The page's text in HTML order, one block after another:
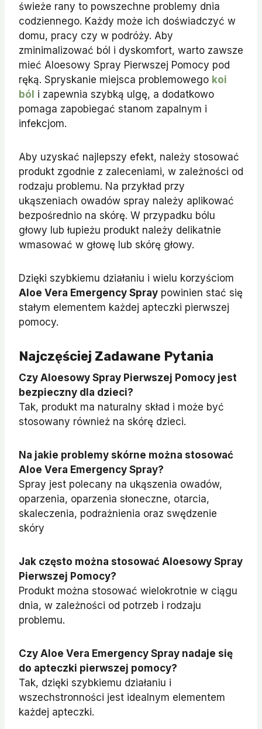
świeże rany to powszechne problemy dnia
codziennego. Każdy może ich doświadczyć w
domu, pracy czy w podróży. Aby
zminimalizować ból i dyskomfort, warto zawsze
mieć Aloesowy Spray Pierwszej Pomocy pod
ręką. Spryskanie miejsca problemowego koi
ból i zapewnia szybką ulgę, a dodatkowo
pomaga zapobiegać stanom zapalnym i
infekcjom.
Aby uzyskać najlepszy efekt, należy stosować
produkt zgodnie z zaleceniami, w zależności od
rodzaju problemu. Na przykład przy
ukąszeniach owadów spray należy aplikować
bezpośrednio na skórę. W przypadku bólu
głowy lub łupieżu produkt należy delikatnie
wmasować w głowę lub skórę głowy.
Dzięki szybkiemu działaniu i wielu korzyściom
Aloe Vera Emergency Spray powinien stać się
stałym elementem każdej apteczki pierwszej
pomocy.
Najczęściej Zadawane Pytania
Czy Aloesowy Spray Pierwszej Pomocy jest
bezpieczny dla dzieci?
Tak, produkt ma naturalny skład i może być
stosowany również na skórę dzieci.
Na jakie problemy skórne można stosować
Aloe Vera Emergency Spray?
Spray jest polecany na ukąszenia owadów,
oparzenia, oparzenia słoneczne, otarcia,
skaleczenia, podrażnienia oraz swędzenie
skóry
Jak często można stosować Aloesowy Spray
Pierwszej Pomocy?
Produkt można stosować wielokrotnie w ciągu
dnia, w zależności od potrzeb i rodzaju
problemu.
Czy Aloe Vera Emergency Spray nadaje się
do apteczki pierwszej pomocy?
Tak, dzięki szybkiemu działaniu i
wszechstronności jest idealnym elementem
każdej apteczki.